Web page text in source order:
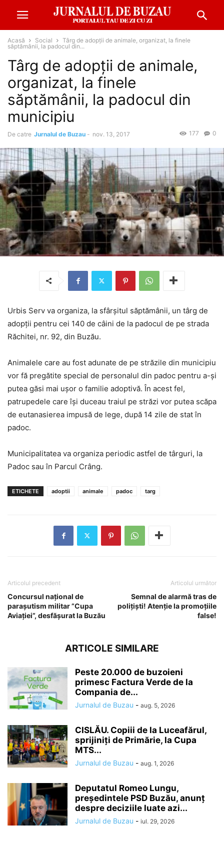
Acasă Social
Târg de adopții de animale, organizat, la finele
săptămânii, la padocul din...
Târg de adopții de animale,
organizat, la finele
săptămânii, la padocul din
municipiu
De catre Jurnalul de Buzau - nov. 13, 2017 0
177
Urbis Serv va organiza, la sfârşitul săptămânii, un târg de
adopţii pentru cei 140 de câini de la padocul de pe strada
Răchitei, nr. 92, din Buzău.
Animalele care au fost adunate de pe străzile din municipiu
vor fă pregătite special de personalul din padoc pentru a-și
putea găsi mai ușor o familie adoptivă. În acest fel,
patrupedele care își duceau traiul pe străzi vor putea scăpa
de eutanasierea impusă de lege, după 14 zile de stat în
padoc.
Municipalitatea va organiza periodic astfel de târguri, la
Padoc sau în Parcul Crâng.
ETICHETE adoptii animale padoc targ
Articolul precedent
Concursul național de
parașutism militar ”Cupa
Aviației”, desfășurat la Buzău
Articolul următor
Semnal de alarmă tras de
polițiști! Atenție la promoțiile
false!
ARTICOLE SIMILARE
Peste 20.000 de buzoieni
primesc Factura Verde de la
Compania de...
Jurnalul de Buzau - aug. 5, 2026
CISLĂU. Copiii de la Luceafărul,
sprijiniți de Primărie, la Cupa
MTS...
Jurnalul de Buzau - aug. 1, 2026
Deputatul Romeo Lungu,
președintele PSD Buzău, anunț
despre deciziile luate azi...
Jurnalul de Buzau - iul. 29, 2026